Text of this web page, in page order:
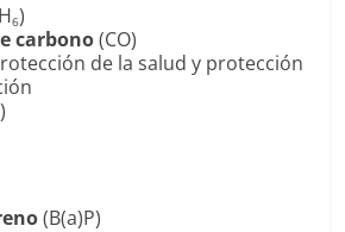
H6)
carbono(CO)
de la salud y protección
(B(a)P)